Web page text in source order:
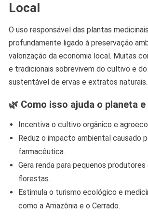
Local
O uso responsável das plantas
profundamente ligado à preservação
valorização da economia local. Muitas
e tradicionais sobrevivem do cultivo e
sustentável de ervas e extratos naturais.
🌿 Como isso ajuda o planeta
Incentiva o cultivo orgânico e
Reduz o impacto ambiental causado
farmacêutica.
Gera renda para pequenos produtores
florestas.
Estimula o turismo ecológico e
como a Amazônia e o Cerrado.